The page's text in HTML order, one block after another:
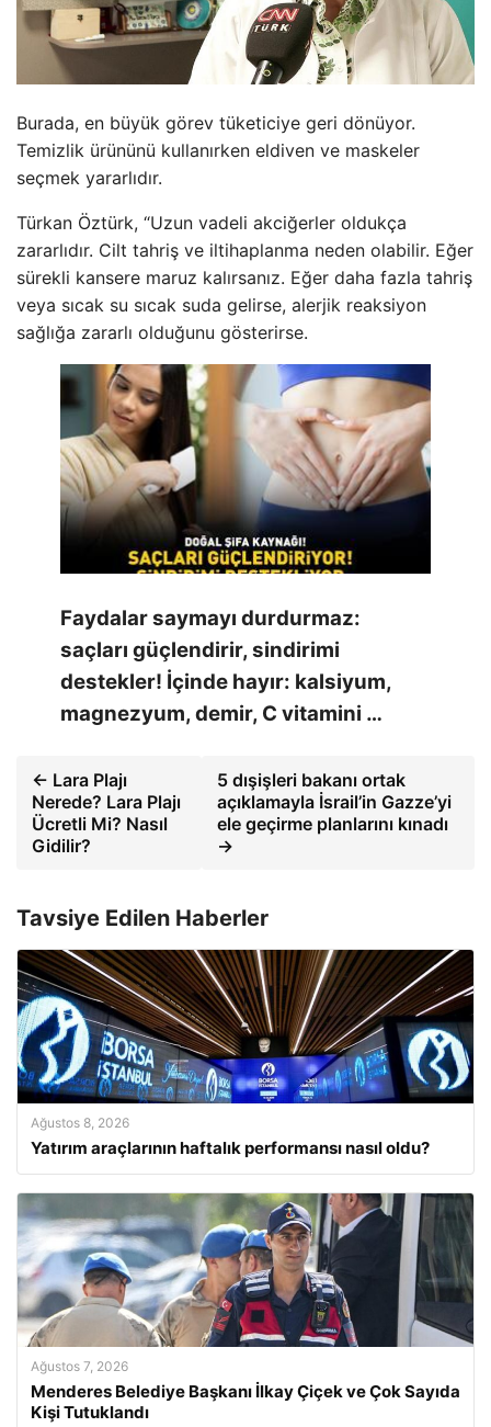
Burada, en büyük görev tüketiciye geri dönüyor.
Temizlik ürününü kullanırken eldiven ve maskeler
seçmek yararlıdır.
Türkan Öztürk, “Uzun vadeli akciğerler oldukça
zararlıdır. Cilt tahriş ve iltihaplanma neden olabilir. Eğer
sürekli kansere maruz kalırsanız. Eğer daha fazla tahriş
veya sıcak su sıcak suda gelirse, alerjik reaksiyon
sağlığa zararlı olduğunu gösterirse.
Faydalar saymayı durdurmaz:
saçları güçlendirir, sindirimi
destekler! İçinde hayır: kalsiyum,
magnezyum, demir, C vitamini …
← Lara Plajı
Nerede? Lara Plajı
Ücretli Mi? Nasıl
Gidilir?
5 dışişleri bakanı ortak
açıklamayla İsrail’in Gazze’yi
ele geçirme planlarını kınadı
→
Tavsiye Edilen Haberler
Ağustos 8, 2026
Yatırım araçlarının haftalık performansı nasıl oldu?
Ağustos 7, 2026
Menderes Belediye Başkanı İlkay Çiçek ve Çok Sayıda
Kişi Tutuklandı